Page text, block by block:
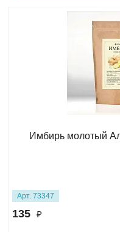
Имбирь молотый
Арт. 73347
135 ₽